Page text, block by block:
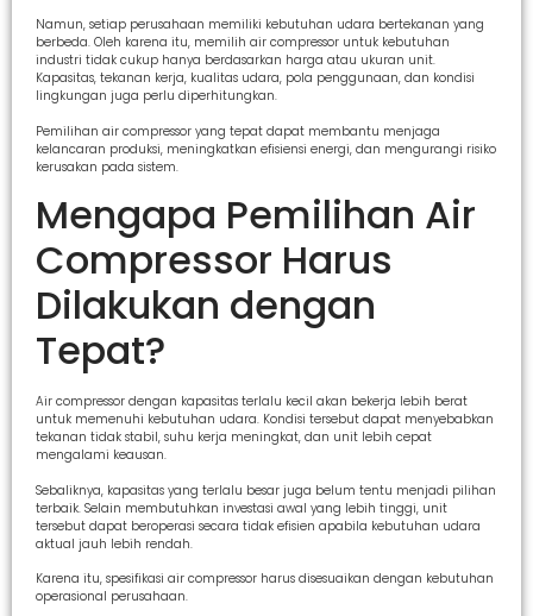
Namun, setiap perusahaan memiliki kebutuhan udara bertekanan yang
berbeda. Oleh karena itu, memilih air compressor untuk kebutuhan
industri tidak cukup hanya berdasarkan harga atau ukuran unit.
Kapasitas, tekanan kerja, kualitas udara, pola penggunaan, dan kondisi
lingkungan juga perlu diperhitungkan.
Pemilihan air compressor yang tepat dapat membantu menjaga
kelancaran produksi, meningkatkan efisiensi energi, dan mengurangi risiko
kerusakan pada sistem.
Mengapa Pemilihan Air
Compressor Harus
Dilakukan dengan
Tepat?
Air compressor dengan kapasitas terlalu kecil akan bekerja lebih berat
untuk memenuhi kebutuhan udara. Kondisi tersebut dapat menyebabkan
tekanan tidak stabil, suhu kerja meningkat, dan unit lebih cepat
mengalami keausan.
Sebaliknya, kapasitas yang terlalu besar juga belum tentu menjadi pilihan
terbaik. Selain membutuhkan investasi awal yang lebih tinggi, unit
tersebut dapat beroperasi secara tidak efisien apabila kebutuhan udara
aktual jauh lebih rendah.
Karena itu, spesifikasi air compressor harus disesuaikan dengan kebutuhan
operasional perusahaan.